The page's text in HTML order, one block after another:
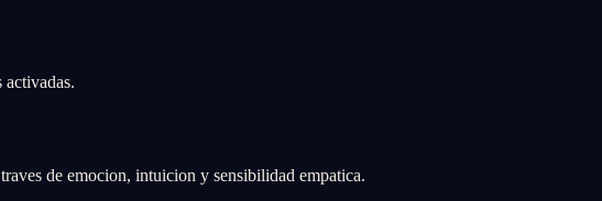
activadas.
de emocion, intuicion y sensibilidad empatica.